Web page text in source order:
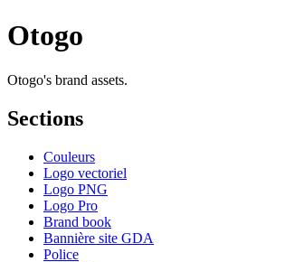
Otogo
Otogo's brand assets.
Sections
Couleurs
Logo vectoriel
Logo PNG
Logo Pro
Brand book
Bannière site GDA
Police